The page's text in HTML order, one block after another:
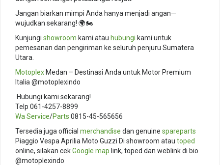
Jangan biarkan mimpi Anda hanya menjadi angan—
wujudkan sekarang! 🌍🏍️
Kunjungi showroom kami atau hubungi kami untuk
pemesanan dan pengiriman ke seluruh penjuru Sumatera
Utara.
Motoplex Medan – Destinasi Anda untuk Motor Premium
Italia @motoplexindo
️ Hubungi kami sekarang!
Telp 061-4257-8899
Wa Service/Parts 0815-45-565656
Tersedia juga official merchandise dan genuine spareparts
Piaggio Vespa Aprilia Moto Guzzi Di showroom atau toped
online, silakan cekGoogle map link, toped dan weblink di bio
@motoplexindo